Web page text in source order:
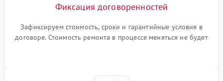
Фиксация договоренностей
Зафиксируем стоимость, сроки и гарантийные условия в
договоре. Стоимость ремонта в процессе меняться не будет